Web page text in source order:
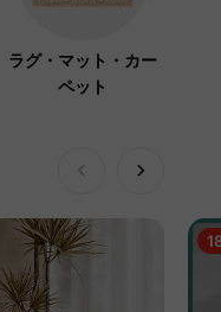
ラグ・マット・カー
ペット